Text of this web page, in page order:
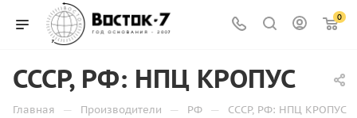
0
СССР, РФ: НПЦ КРОПУС
Главная — Производители — РФ — СССР, РФ: НПЦ КРОПУС